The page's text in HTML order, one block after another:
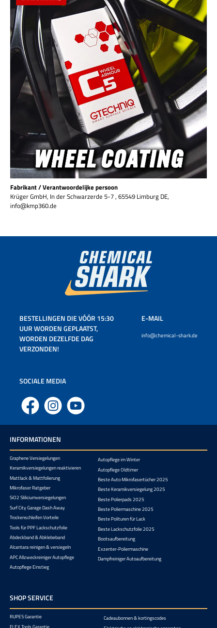
Fabrikant / Verantwoordelijke persoon
Krüger GmbH, In der Schwarzerde 5-7 , 65549 Limburg DE,
info@kmp360.de
BESTELLINGEN DIE VÓÓR 15:30
UUR WORDEN GEPLAATST,
WORDEN DEZELFDE DAG
VERZONDEN!
E-MAIL
info@chemical-shark.de
SOCIALE MEDIA
Facebook Instagram YouTube
INFORMATIONEN
Graphene Versiegelungen
Keramikversiegelungen reaktivieren
Mattlack & Mattfolierung
Mikrofaser Ratgeber
SiO2 Sliliciumversiegelungen
Surf City Garage Dash Away
Trockenschleifen Vorteile
Tools für PPF Lackschutzfolie
Abdeckband & Abklebeband
Alcantara reinigen & versiegeln
APC Allzweckreiniger Autopflege
Autopflege Einstieg
Autopflege im Winter
Autopflege Oldtimer
Beste Auto Mikrofasertücher 2025
Beste Keramikversiegelung 2025
Beste Polierpads 2025
Beste Poliermaschine 2025
Beste Polituren für Lack
Beste Lackschutzfolie 2025
Bootsaufbereitung
Exzenter-Poliermaschine
Dampfreiniger Autoaufbereitung
SHOP SERVICE
RUPES Garantie
Cadeaubonnen & kortingscodes